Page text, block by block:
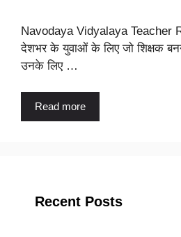
Navodaya Vidyalaya Teacher
देशभर के युवाओं के लिए जो शिक्षक
उनके लिए …
Read more
Recent Posts